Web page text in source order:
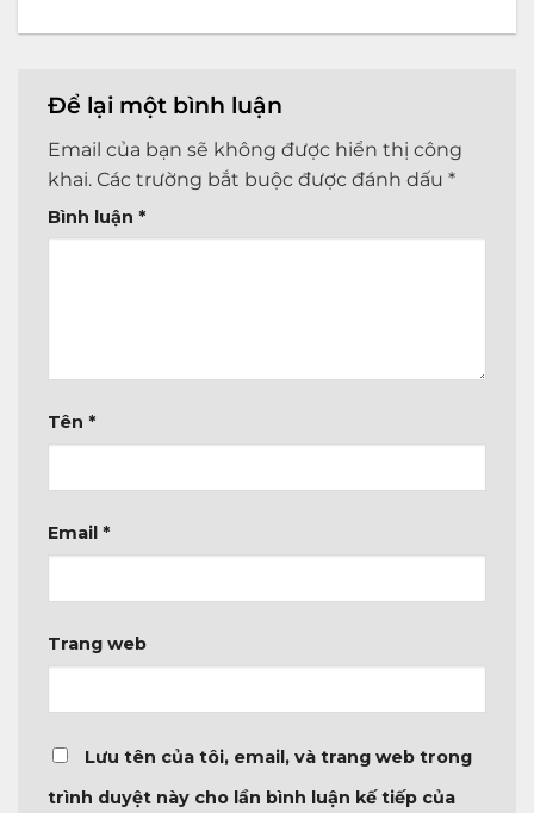
Để lại một bình luận
Email của bạn sẽ không được hiển thị công
khai. Các trường bắt buộc được đánh dấu *
Bình luận *
Tên *
Email *
Trang web
Lưu tên của tôi, email, và trang web trong
trình duyệt này cho lần bình luận kế tiếp của